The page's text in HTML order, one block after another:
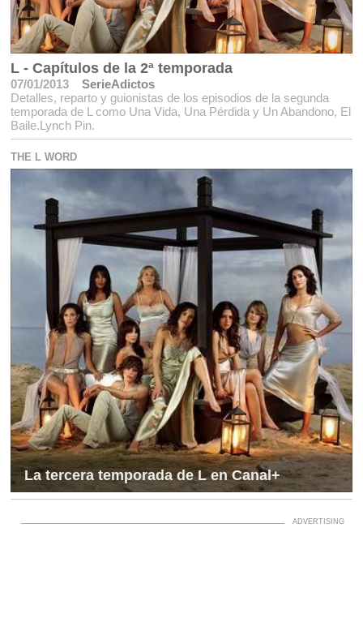
L - Capítulos de la 2ª temporada
07/01/2013
SerieAdictos
Detalles, reparto y guionistas de los episodios de la segunda
temporada de L como Una Vida, Una Pérdida y Un Abandono, El
Baile.Lynch Pin.
THE L WORD
La tercera temporada de L en Canal+